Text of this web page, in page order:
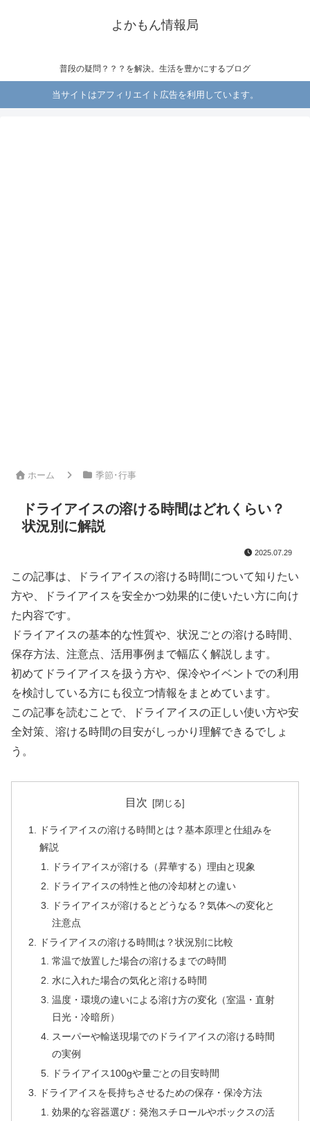
よかもん情報局
普段の疑問？？？を解決。生活を豊かにするブログ
当サイトはアフィリエイト広告を利用しています。
ホーム 季節･行事
ドライアイスの溶ける時間はどれくらい？
状況別に解説
2025.07.29
この記事は、ドライアイスの溶ける時間について知りたい
方や、ドライアイスを安全かつ効果的に使いたい方に向け
た内容です。
ドライアイスの基本的な性質や、状況ごとの溶ける時間、
保存方法、注意点、活用事例まで幅広く解説します。
初めてドライアイスを扱う方や、保冷やイベントでの利用
を検討している方にも役立つ情報をまとめています。
この記事を読むことで、ドライアイスの正しい使い方や安
全対策、溶ける時間の目安がしっかり理解できるでしょ
う。
目次
ドライアイスの溶ける時間とは？基本原理と仕組みを
解説
ドライアイスが溶ける（昇華する）理由と現象
ドライアイスの特性と他の冷却材との違い
ドライアイスが溶けるとどうなる？気体への変化と
注意点
ドライアイスの溶ける時間は？状況別に比較
常温で放置した場合の溶けるまでの時間
水に入れた場合の気化と溶ける時間
温度・環境の違いによる溶け方の変化（室温・直射
日光・冷暗所）
スーパーや輸送現場でのドライアイスの溶ける時間
の実例
ドライアイス100gや量ごとの目安時間
ドライアイスを長持ちさせるための保存・保冷方法
効果的な容器選び：発泡スチロールやボックスの活